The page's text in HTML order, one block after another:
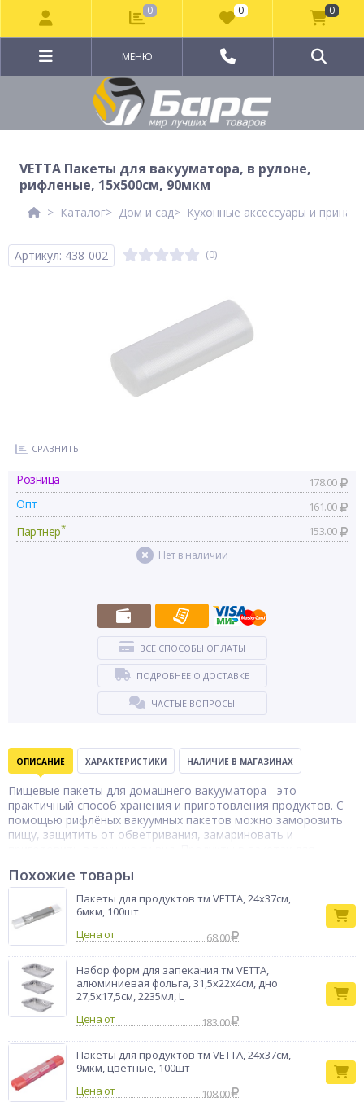
МЕНЮ
VETTA Пакеты для вакууматора, в рулоне,
рифленые, 15х500см, 90мкм
Каталог Дом и сад Кухонные аксессуары и
Артикул: 438-002 (0)
СРАВНИТЬ
Розница 178.00
Опт 161.00
Партнер* 153.00
Нет в наличии
ВСЕ СПОСОБЫ ОПЛАТЫ
ПОДРОБНЕЕ О ДОСТАВКЕ
ЧАСТЫЕ ВОПРОСЫ
ОПИСАНИЕ ХАРАКТЕРИСТИКИ НАЛИЧИЕ В МАГАЗИНАХ
Пищевые пакеты для домашнего вакууматора - это
практичный способ хранения и приготовления продуктов. С
помощью рифлёных вакуумных пакетов можно заморозить
пищу, защитить от обветривания, замариновать и
они безопасны для здоровья и не влияют на вкус и запах
пищи. Большой объём и практичный размер вакуумных
пакетов позволяют ощутимо сэкономить на упаковке для
продуктов. Размер 15х500 см. Плотность 90 мкм.
Тип товара
Пакеты для
вакууматора
Бренд
Vetta
Похожие товары
Пакеты для продуктов тм VETTA, 24x37см,
6мкм, 100шт
Цена от
68.00
Набор форм для запекания тм VETTA,
алюминиевая фольга, 31,5x22x4см, дно
27,5x17,5см, 2235мл, L
Цена от
183.00
Пакеты для продуктов тм VETTA, 24х37см,
9мкм, цветные, 100шт
Цена от
108.00
0 0 0